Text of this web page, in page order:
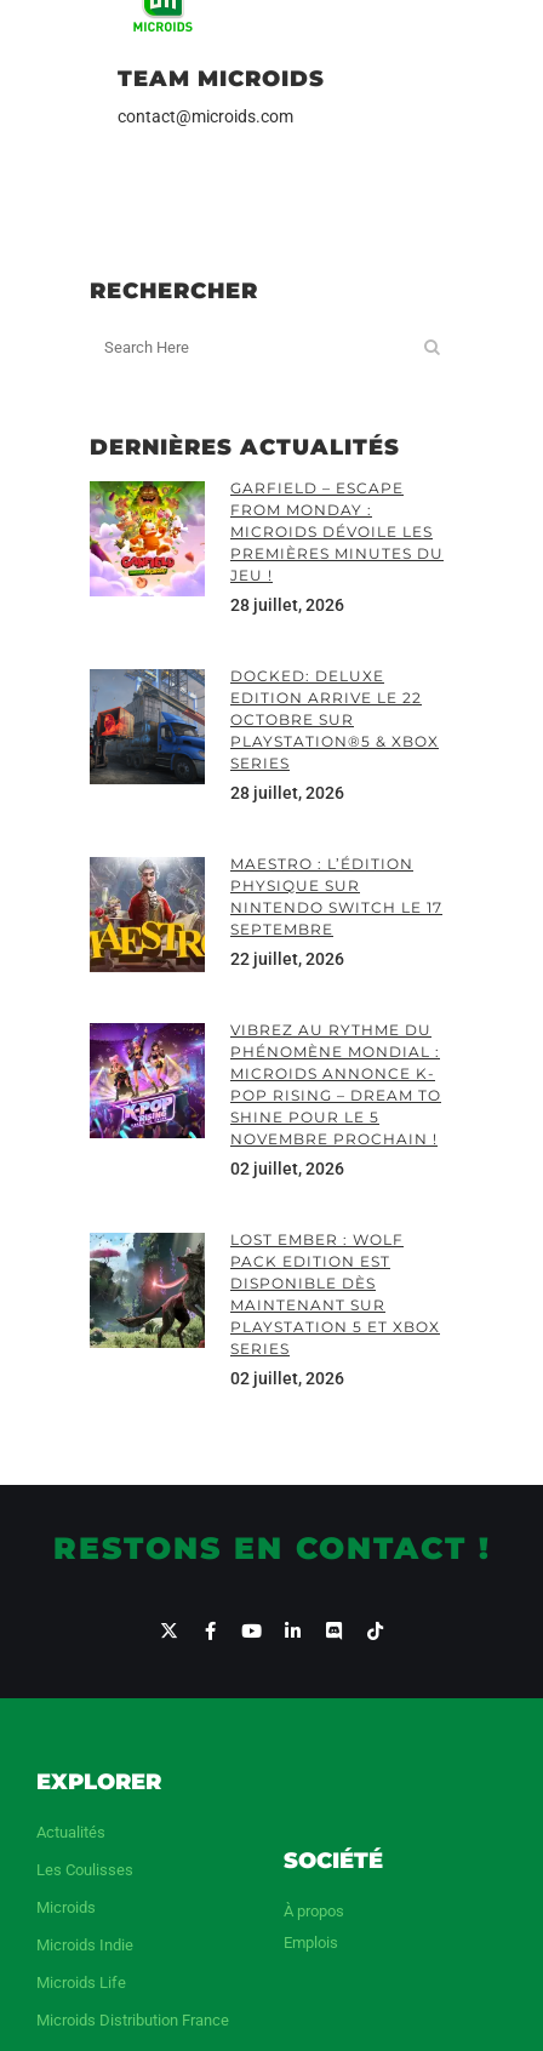
TEAM MICROIDS
contact@microids.com
RECHERCHER
DERNIÈRES ACTUALITÉS
GARFIELD – ESCAPE
FROM MONDAY :
MICROIDS DÉVOILE LES
PREMIÈRES MINUTES DU
JEU !
28 juillet, 2026
DOCKED: DELUXE
EDITION ARRIVE LE 22
OCTOBRE SUR
PLAYSTATION®5 & XBOX
SERIES
28 juillet, 2026
MAESTRO : L’ÉDITION
PHYSIQUE SUR
NINTENDO SWITCH LE 17
SEPTEMBRE
22 juillet, 2026
VIBREZ AU RYTHME DU
PHÉNOMÈNE MONDIAL :
MICROIDS ANNONCE K-
POP RISING – DREAM TO
SHINE POUR LE 5
NOVEMBRE PROCHAIN !
02 juillet, 2026
LOST EMBER : WOLF
PACK EDITION EST
DISPONIBLE DÈS
MAINTENANT SUR
PLAYSTATION 5 ET XBOX
SERIES
02 juillet, 2026
RESTONS EN CONTACT !
EXPLORER
Actualités
Les Coulisses
Microids
Microids Indie
Microids Life
Microids Distribution France
SOCIÉTÉ
À propos
Emplois